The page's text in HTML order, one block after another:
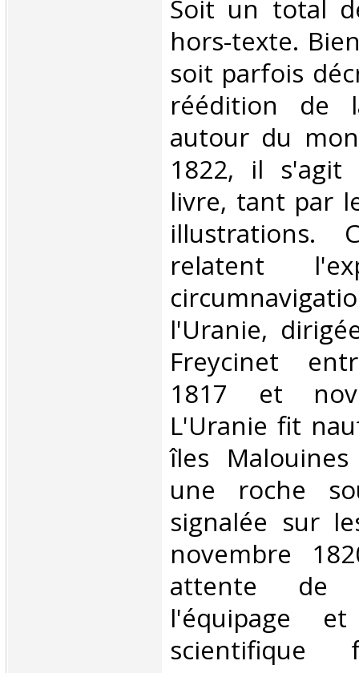
Soit un total
hors-texte.
soit parfois
réédition de
autour du
1822, il s'agit
livre, tant par
illustrations.
relatent
l'Uranie,
Freycinet
1817 et
L'Uranie fit
îles
une roche
signalée sur
novembre
attente de
l'équipage
scientifique